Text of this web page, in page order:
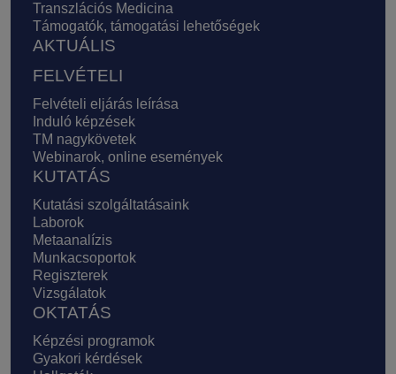
Transzlációs Medicina
Támogatók, támogatási lehetőségek
AKTUÁLIS
FELVÉTELI
Felvételi eljárás leírása
Induló képzések
TM nagykövetek
Webinarok, online események
KUTATÁS
Kutatási szolgáltatásaink
Laborok
Metaanalízis
Munkacsoportok
Regiszterek
Vizsgálatok
OKTATÁS
Képzési programok
Gyakori kérdések